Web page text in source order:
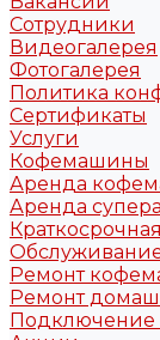
Сотрудники
Видеогалерея
Фотогалерея
Политика
Сертификаты
Услуги
Кофемашины
Аренда
Аренда
Ремонт
Ремонт